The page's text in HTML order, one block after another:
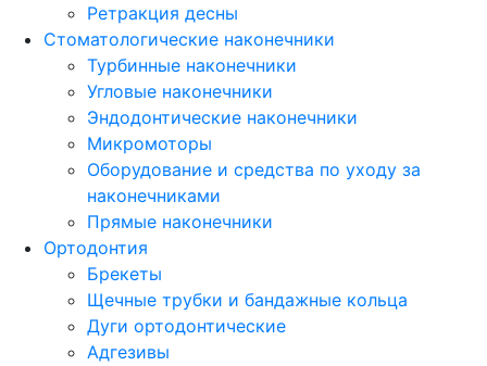
Ретракция десны
Стоматологические наконечники
Турбинные наконечники
Угловые наконечники
Эндодонтические наконечники
Микромоторы
Оборудование и средства по уходу за
наконечниками
Прямые наконечники
Ортодонтия
Брекеты
Щечные трубки и бандажные кольца
Дуги ортодонтические
Адгезивы